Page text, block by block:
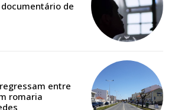
conteúdos Exclusivos para
Escolha o plano
de
entre
romaria